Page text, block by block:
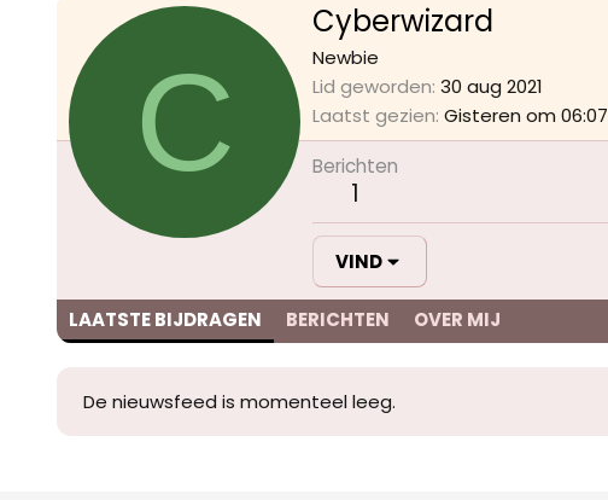
C
Cyberwizard
Newbie
Lid geworden 30 aug 2021
Laatst gezien Gisteren om 06:07
Berichten
1
VIND
LAATSTE BIJDRAGEN BERICHTEN OVER MIJ
De nieuwsfeed is momenteel leeg.